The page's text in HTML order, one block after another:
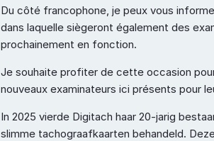
Du côté francophone, je peux vous
dans laquelle siègeront également des
prochainement en fonction.
Je souhaite profiter de cette occasion
nouveaux examinateurs ici présents pour
In 2025 vierde Digitach haar 20-jarig
slimme tachograafkaarten behandeld.